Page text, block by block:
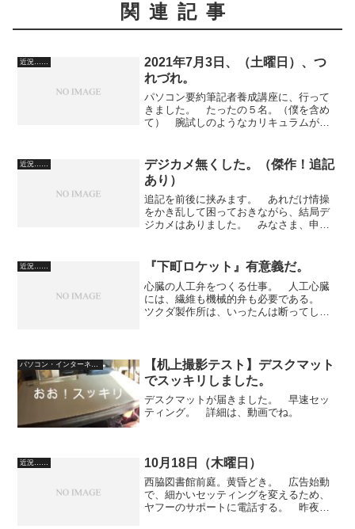
関連記事
近況……
2021年7月3日、（土曜日）、つ
れづれ。
パソコン要約筆記者養成講座に、行って
きました。 たったの５名。（僕を含め
て） 腕試しのようなカリキュラムがあ
にくい。「それでも、慣れますよ」と言
われました。 12.1イン...
近況……
デジカメ無くした。（傑作！追記
あり）
追記を前後に挟みます。 あれだけ情操
をかき乱して困っておきながら、結局デ
ジカメはありました。 みなさま、申し
せん。気づいた方が保管してくださって
いるのかも知れません...
近況…… 『下町ロケット』有意義だ。
心臓の人工弁をつくる仕事。 人工心臓
には、繊維も機械的弁も必要である。
ツクダ製作所は、いったんは断ってしま
は、十分な人工心臓を提供で...
【机上撮影テスト】デスクマット
でスッキリしました。
デスクマットが届きました。 早速セッ
ティング。 詳細は、動画でね。
近況…… 10月18日（木曜日）
西脇図書館前庭。黄昏どき。 広告始動
で、細かいセッティングを変えるため、
ヤフーのサポートに電話する。 昨夜、